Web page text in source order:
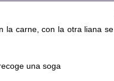
la carne, con la otra liana se
una soga